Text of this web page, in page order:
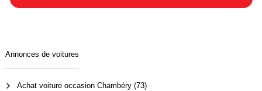
Annonces de voitures
Achat voiture occasion Chambéry (73)